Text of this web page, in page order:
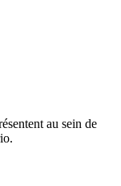
au sein de